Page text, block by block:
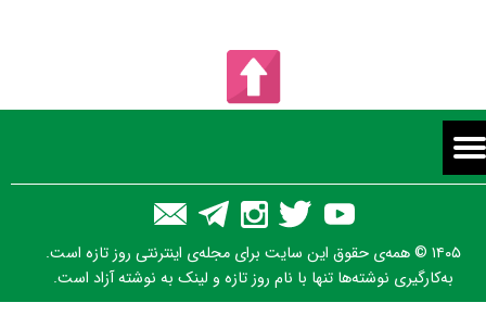
۱۴۰۵ © همه‌ی حقوق این سایت برای مجله‌ی اینترنتی روز تازه است.
به‌کارگیری نوشته‌ها تنها با نام روز تازه و لینک به نوشته آزاد است.